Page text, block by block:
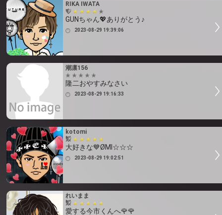
RIKA IWATA
GUNちゃん💖ありがとう♪
2023-08-29 19:39:06
潮凛156
隆二おやすみなさい
2023-08-29 19:16:33
kotomi
大好きな💙ØMI☆☆☆
2023-08-29 19:02:51
れいまま
愛する今市くんへ🌹🌹